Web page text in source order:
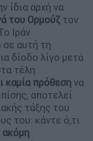
ίδια αρχή να
του Ορμούζ τον
Ιράν
σε αυτή τη
δίοδο λίγο μετά
τέλη
καμία πρόθεση να
αποτελεί
τάξης του
του: κάντε ό,τι
ακόμη